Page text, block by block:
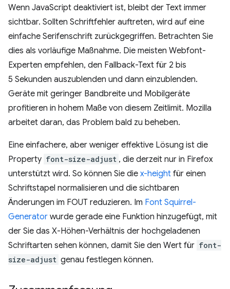
Wenn JavaScript deaktiviert ist, bleibt der Text immer
sichtbar. Sollten Schriftfehler auftreten, wird auf eine
einfache Serifenschrift zurückgegriffen. Betrachten Sie
dies als vorläufige Maßnahme. Die meisten Webfont-
Experten empfehlen, den Fallback-Text für 2 bis
5 Sekunden auszublenden und dann einzublenden.
Geräte mit geringer Bandbreite und Mobilgeräte
profitieren in hohem Maße von diesem Zeitlimit. Mozilla
arbeitet daran, das Problem bald zu beheben.
Eine einfachere, aber weniger effektive Lösung ist die
Property font-size-adjust , die derzeit nur in Firefox
unterstützt wird. So können Sie die x-height für einen
Schriftstapel normalisieren und die sichtbaren
Änderungen im FOUT reduzieren. Im Font Squirrel-
Generator wurde gerade eine Funktion hinzugefügt, mit
der Sie das X-Höhen-Verhältnis der hochgeladenen
Schriftarten sehen können, damit Sie den Wert für font-
size-adjust genau festlegen können.